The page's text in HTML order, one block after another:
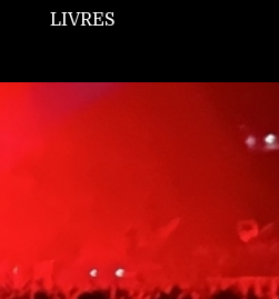
LIVRES